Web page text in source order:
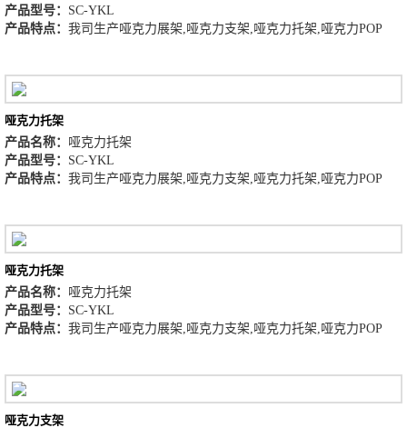
产品型号： SC-YKL
产品特点： 我司生产哑克力展架,哑克力支架,哑克力托架,哑克力POP
哑克力托架
产品名称： 哑克力托架
产品型号： SC-YKL
产品特点： 我司生产哑克力展架,哑克力支架,哑克力托架,哑克力POP
哑克力托架
产品名称： 哑克力托架
产品型号： SC-YKL
产品特点： 我司生产哑克力展架,哑克力支架,哑克力托架,哑克力POP
哑克力支架